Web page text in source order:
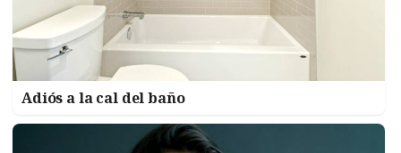
Adiós a la cal del baño